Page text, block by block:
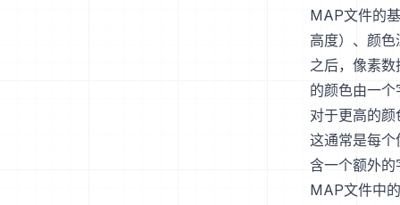
MAP文件的
高度）、颜
之后，像素
的颜色由一
对于更高的
这通常是每
含一个额外
MAP文件中